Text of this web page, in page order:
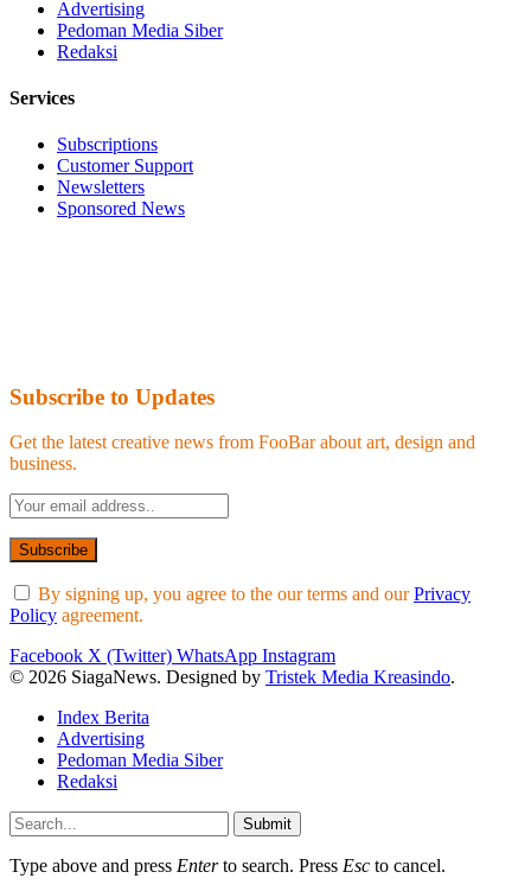
Advertising
Pedoman Media Siber
Redaksi
Services
Subscriptions
Customer Support
Newsletters
Sponsored News
Subscribe to Updates
Get the latest creative news from FooBar about art, design and
business.
By signing up, you agree to the our terms and ourPrivacy
Policy agreement.
Facebook X (Twitter) WhatsApp Instagram
© 2026 SiagaNews. Designed by Tristek Media Kreasindo.
Index Berita
Advertising
Pedoman Media Siber
Redaksi
Submit
Type above and press Enterto search. Press Esc to cancel.